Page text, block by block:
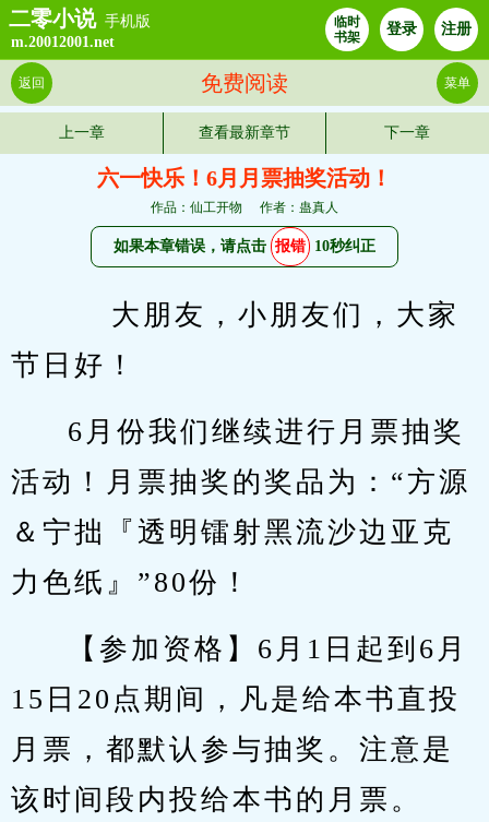
二零小说 手机版
m.20012001.net
临时
书架
登录 注册
免费阅读
返回 菜单
上一章 查看最新章节 下一章
六一快乐！6月月票抽奖活动！
作品：仙工开物 作者：蛊真人
如果本章错误，请点击 报错 10秒纠正
节日好！
6月份我们继续进行月票抽奖
活动！月票抽奖的奖品为：“方源
＆宁拙『透明镭射黑流沙边亚克
力色纸』”80份！
【参加资格】6月1日起到6月
15日20点期间，凡是给本书直投
月票，都默认参与抽奖。注意是
该时间段内投给本书的月票。